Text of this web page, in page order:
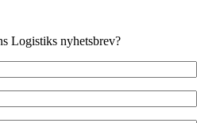
Logistiks nyhetsbrev?